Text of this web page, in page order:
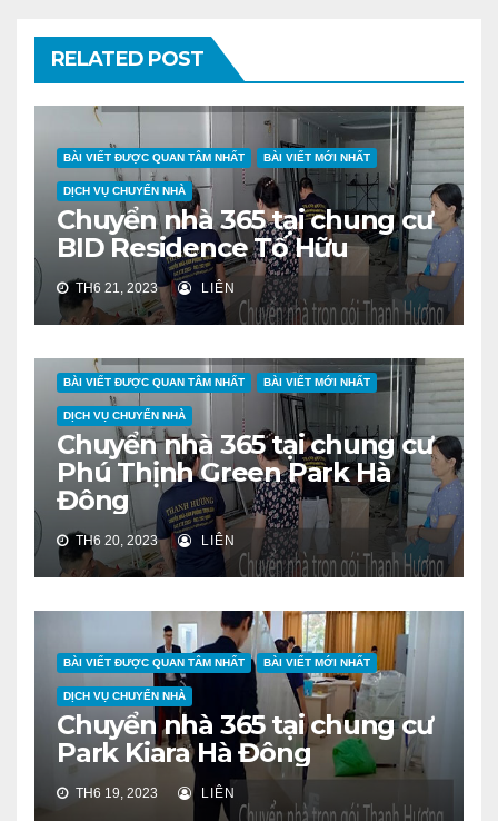
RELATED POST
BÀI VIẾT ĐƯỢC QUAN TÂM NHẤT BÀI VIẾT MỚI NHẤT
DỊCH VỤ CHUYỂN NHÀ
Chuyển nhà 365 tại chung cư
BID Residence Tố Hữu
TH6 21, 2023 LIÊN
BÀI VIẾT ĐƯỢC QUAN TÂM NHẤT BÀI VIẾT MỚI NHẤT
DỊCH VỤ CHUYỂN NHÀ
Chuyển nhà 365 tại chung cư
Phú Thịnh Green Park Hà
Đông
TH6 20, 2023 LIÊN
BÀI VIẾT ĐƯỢC QUAN TÂM NHẤT BÀI VIẾT MỚI NHẤT
DỊCH VỤ CHUYỂN NHÀ
Chuyển nhà 365 tại chung cư
Park Kiara Hà Đông
TH6 19, 2023 LIÊN